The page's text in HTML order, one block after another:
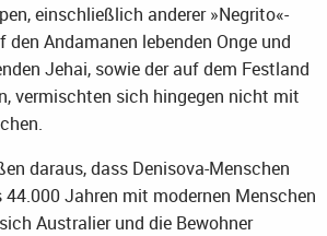
einschließlich anderer »Negrito«-
den Andamanen lebenden Onge und
Jehai, sowie der auf dem Festland
vermischten sich hingegen nicht mit
daraus, dass Denisova-Menschen
Jahren mit modernen Menschen
Australier und die Bewohner